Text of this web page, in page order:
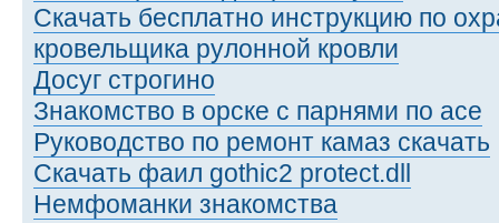
Скачать бесплатно инструкцию по
кровельщика рулонной кровли
Досуг строгино
Знакомство в орске с парнями по асе
Руководство по ремонт камаз скачать
Скачать фаил gothic2 protect.dll
Немфоманки знакомства